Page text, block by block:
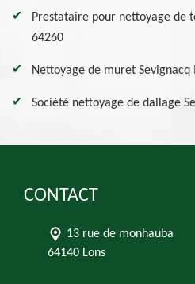
Prestataire pour nettoyage de
64260
Nettoyage de muret
Société nettoyage de dallage
CONTACT
13 rue de monhauba
64140 Lons